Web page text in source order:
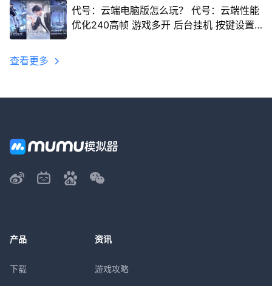
代号：云端电脑版怎么玩？ 代号：云端性能
优化240高帧 游戏多开 后台挂机 按键设置
查看更多
产品
下载
资讯
游戏攻略